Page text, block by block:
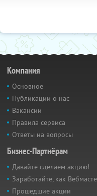
Компания
Основное
Публикации о нас
Вакансии
Правила сервиса
Ответы на вопросы
Бизнес-Партнёрам
Давайте сделаем акцию!
Заработайте, как
Прошедшие акции